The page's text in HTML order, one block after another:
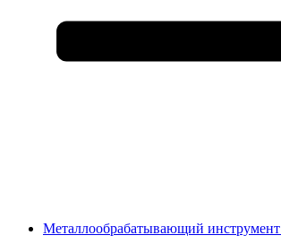
Металлообрабатывающий инструмент